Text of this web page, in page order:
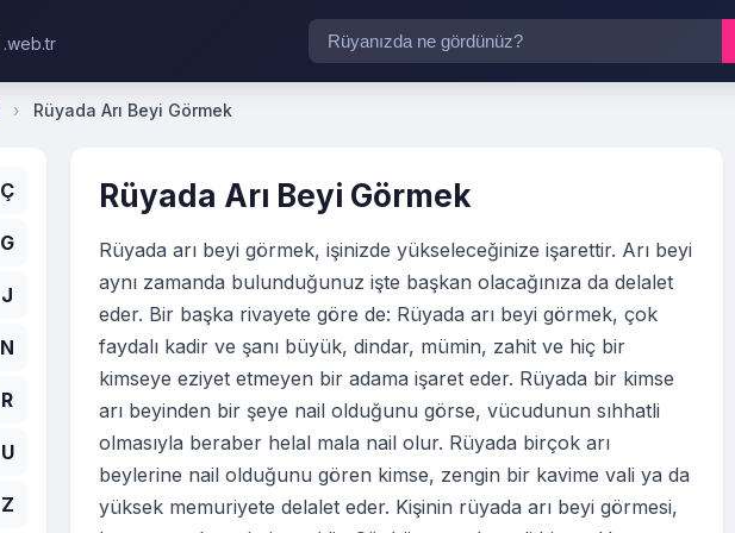
.web.tr
› Rüyada Arı Beyi Görmek
Ç
G
J
N
R
U
Z
Rüyada Arı Beyi Görmek
Rüyada arı beyi görmek, işinizde yükseleceğinize işarettir. Arı beyi
aynı zamanda bulunduğunuz işte başkan olacağınıza da delalet
eder. Bir başka rivayete göre de: Rüyada arı beyi görmek, çok
faydalı kadir ve şanı büyük, dindar, mümin, zahit ve hiç bir
kimseye eziyet etmeyen bir adama işaret eder. Rüyada bir kimse
arı beyinden bir şeye nail olduğunu görse, vücudunun sıhhatli
olmasıyla beraber helal mala nail olur. Rüyada birçok arı
beylerine nail olduğunu gören kimse, zengin bir kavime vali ya da
yüksek memuriyete delalet eder. Kişinin rüyada arı beyi görmesi,